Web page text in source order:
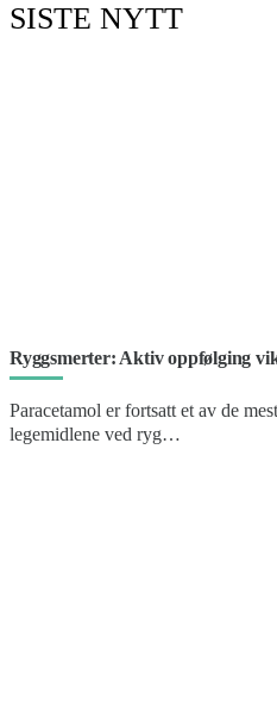
SISTE NYTT
Ryggsmerter: Aktiv oppfølging
Paracetamol er fortsatt et av de
legemidlene ved ryg…